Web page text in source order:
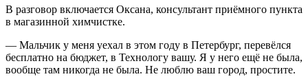
В разговор включается Оксана, консультант приёмного пункта
в магазинной химчистке.
— Мальчик у меня уехал в этом году в Петербург, перевёлся
бесплатно на бюджет, в Технологу вашу. Я у него ещё не была,
вообще там никогда не была. Не люблю ваш город, простите.